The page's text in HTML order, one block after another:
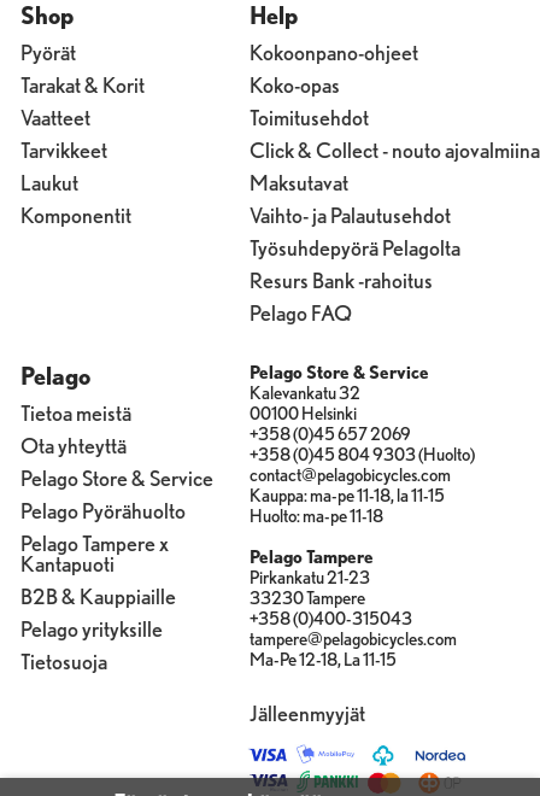
Shop
Pyörät
Tarakat & Korit
Vaatteet
Tarvikkeet
Laukut
Komponentit
Help
Kokoonpano-ohjeet
Koko-opas
Toimitusehdot
Click & Collect - nouto ajovalmiina
Maksutavat
Vaihto- ja Palautusehdot
Työsuhdepyörä Pelagolta
Resurs Bank -rahoitus
Pelago FAQ
Pelago
Tietoa meistä
Ota yhteyttä
Pelago Store & Service
Pelago Pyörähuolto
Pelago Tampere x
Kantapuoti
B2B & Kauppiaille
Pelago yrityksille
Tietosuoja
Pelago Store & Service
Kalevankatu 32
00100 Helsinki
+358 (0)45 657 2069
+358 (0)45 804 9303 (Huolto)
contact@pelagobicycles.com
Kauppa: ma-pe 11-18, la 11-15
Huolto: ma-pe 11-18
Pelago Tampere
Pirkankatu 21-23
33230 Tampere
+358 (0)400-315043
tampere@pelagobicycles.com
Ma-Pe 12-18, La 11-15
Jälleenmyyjät